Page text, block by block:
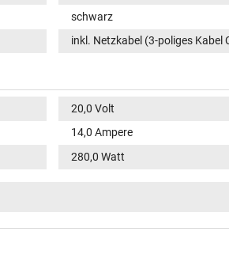
schwarz
inkl. Netzkabel (3-poliges Kabel
20,0 Volt
14,0 Ampere
280,0 Watt